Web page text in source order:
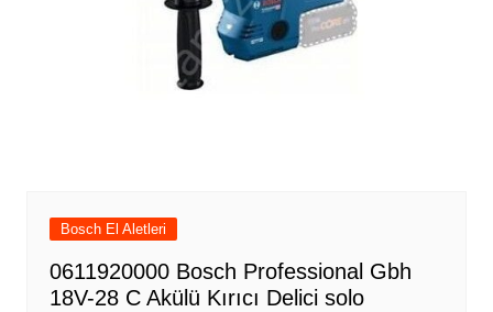
Bosch El Aletleri
0611920000 Bosch Professional Gbh
18V-28 C Akülü Kırıcı Delici solo